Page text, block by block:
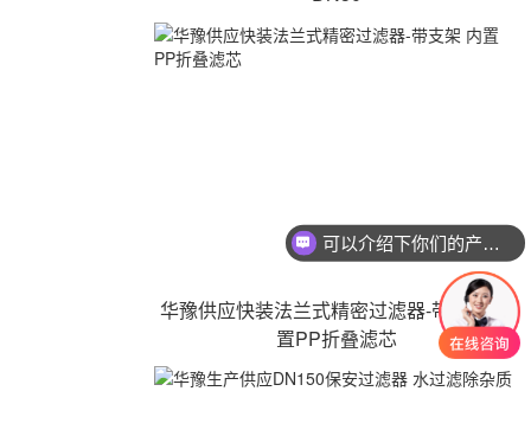
华豫供应快装法兰式精密过滤器-带支架 内
置PP折叠滤芯
你们是怎么收费的呢